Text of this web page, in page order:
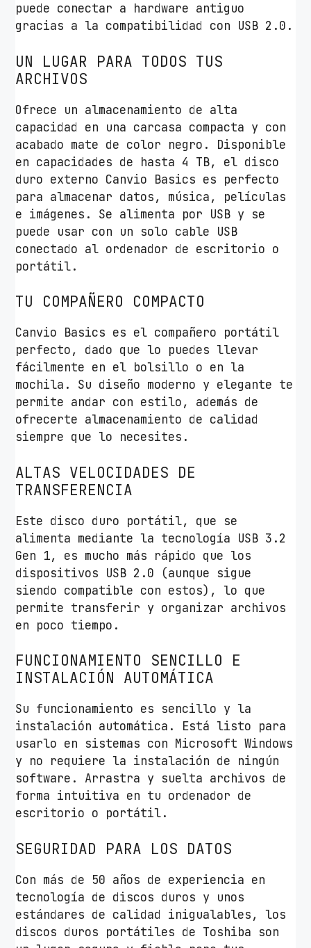
2
2
5
"
U
S
B
3
.
2
c
a
n
t
d
d
puede conectar a hardware antiguo
gracias a la compatibilidad con USB 2.0.
UN LUGAR PARA TODOS TUS
ARCHIVOS
Ofrece un almacenamiento de alta
capacidad en una carcasa compacta y con
acabado mate de color negro. Disponible
en capacidades de hasta 4 TB, el disco
duro externo Canvio Basics es perfecto
para almacenar datos, música, películas
e imágenes. Se alimenta por USB y se
puede usar con un solo cable USB
conectado al ordenador de escritorio o
portátil.
TU COMPAÑERO COMPACTO
Canvio Basics es el compañero portátil
perfecto, dado que lo puedes llevar
fácilmente en el bolsillo o en la
mochila. Su diseño moderno y elegante te
permite andar con estilo, además de
ofrecerte almacenamiento de calidad
siempre que lo necesites.
ALTAS VELOCIDADES DE
TRANSFERENCIA
Este disco duro portátil, que se
alimenta mediante la tecnología USB 3.2
Gen 1, es mucho más rápido que los
dispositivos USB 2.0 (aunque sigue
siendo compatible con estos), lo que
permite transferir y organizar archivos
en poco tiempo.
FUNCIONAMIENTO SENCILLO E
INSTALACIÓN AUTOMÁTICA
Su funcionamiento es sencillo y la
instalación automática. Está listo para
usarlo en sistemas con Microsoft Windows
y no requiere la instalación de ningún
software. Arrastra y suelta archivos de
forma intuitiva en tu ordenador de
escritorio o portátil.
SEGURIDAD PARA LOS DATOS
Con más de 50 años de experiencia en
tecnología de discos duros y unos
estándares de calidad inigualables, los
discos duros portátiles de Toshiba son